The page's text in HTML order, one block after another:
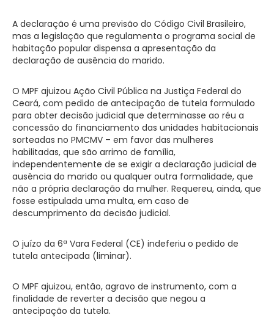
A declaração é uma previsão do Código Civil Brasileiro,
mas a legislação que regulamenta o programa social de
habitação popular dispensa a apresentação da
declaração de ausência do marido.
O MPF ajuizou Ação Civil Pública na Justiça Federal do
Ceará, com pedido de antecipação de tutela formulado
para obter decisão judicial que determinasse ao réu a
concessão do financiamento das unidades habitacionais
sorteadas no PMCMV – em favor das mulheres
habilitadas, que são arrimo de família,
independentemente de se exigir a declaração judicial de
ausência do marido ou qualquer outra formalidade, que
não a própria declaração da mulher. Requereu, ainda, que
fosse estipulada uma multa, em caso de
descumprimento da decisão judicial.
O juízo da 6ª Vara Federal (CE) indeferiu o pedido de
tutela antecipada (liminar).
O MPF ajuizou, então, agravo de instrumento, com a
finalidade de reverter a decisão que negou a
antecipação da tutela.